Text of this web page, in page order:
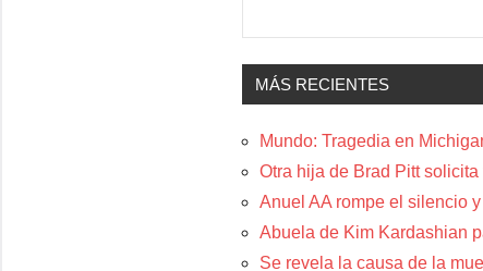
MÁS RECIENTES
Mundo: Tragedia en
Otra hija de Brad Pitt
Anuel AA rompe el silencio
Abuela de Kim Kardashian
Se revela la causa de la